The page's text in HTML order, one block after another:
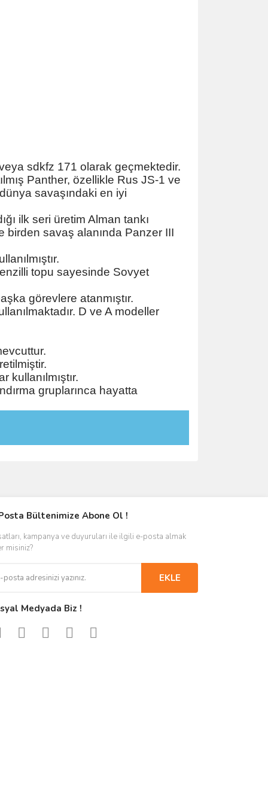
sdkfz 171 olarak geçmektedir.
Panther, özellikle Rus JS-1 ve
savaşındaki en iyi
ilk seri üretim Alman tankı
birden savaş alanında Panzer III
topu sayesinde Sovyet
görevlere atanmıştır.
D ve A modeller
kullanılmıştır.
gruplarınca hayatta
Bültenimize Abone Ol !
kampanya ve duyuruları ile ilgili e-posta almak
misiniz?
EKLE
Medyada Biz !